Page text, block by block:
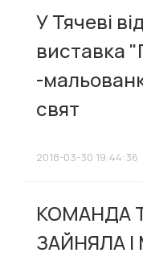
У Тячеві
виставка
-
свят
2018-03-30 19:44:36
КОМАНДА
ЗАЙНЯЛА